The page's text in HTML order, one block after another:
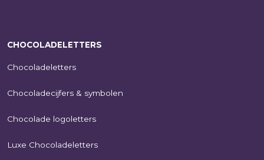
CHOCOLADELETTERS
Chocoladeletters
Chocoladecijfers & symbolen
Chocolade logoletters
Luxe Chocoladeletters